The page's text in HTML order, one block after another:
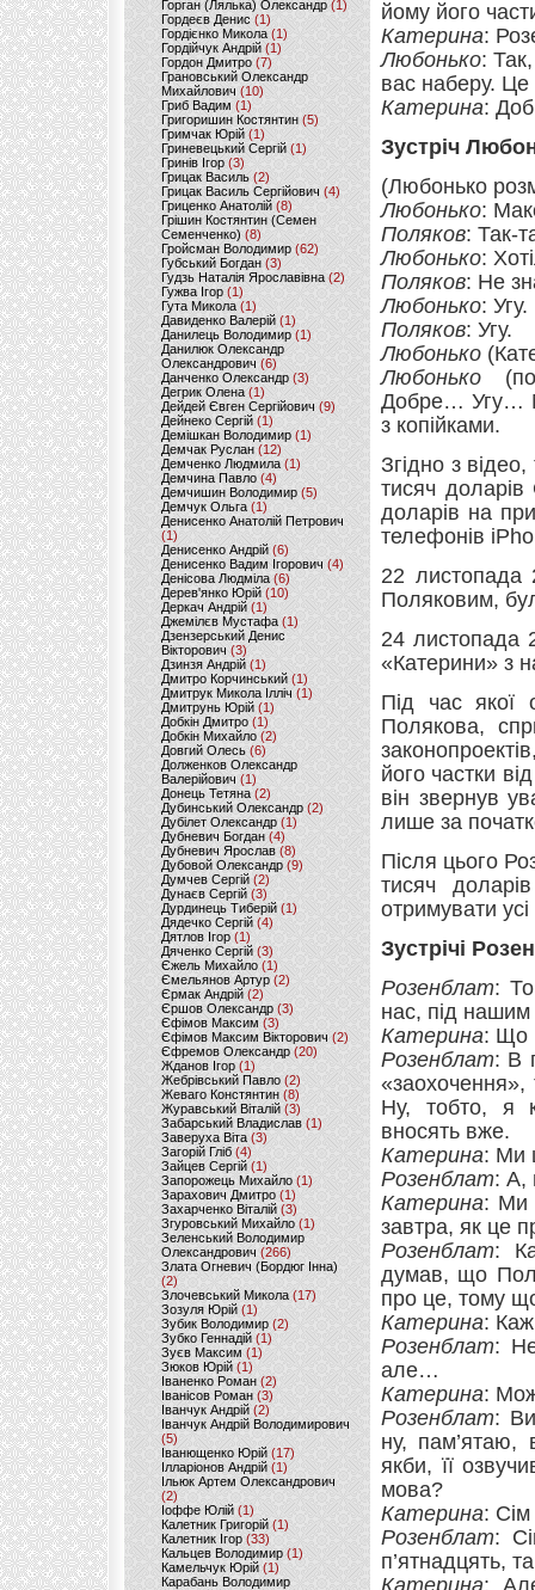
Горган (Лялька) Олександр(1)
Гордеєв Денис (1)
Гордієнко Микола (1)
Гордійчук Андрій (1)
Гордон Дмитро (7)
Грановський Олександр
Михайлович (10)
Гриб Вадим (1)
Григоришин Костянтин (5)
Гримчак Юрій(1)
Гриневецький Сергій(1)
Гринів Ігор (3)
Грицак Василь (2)
Грицак Василь Сергійович (4)
Гриценко Анатолій (8)
Грішин Костянтин (Семен
Семенченко)(8)
Гройсман Володимир(62)
Губський Богдан (3)
Гудзь Наталія Ярославівна(2)
Гужва Ігор (1)
Гута Микола (1)
Давиденко Валерій (1)
Данилець Володимир(1)
Данилюк Олександр
Олександрович (6)
Данченко Олександр (3)
Дегрик Олена(1)
Дейдей Євген Сергійович(9)
Дейнеко Сергій (1)
Демішкан Володимир(1)
Демчак Руслан (12)
Демченко Людмила (1)
Демчина Павло (4)
Демчишин Володимир (5)
Демчук Ольга(1)
Денисенко Анатолій Петрович
(1)
Денисенко Андрій (6)
Денисенко Вадим Ігорович (4)
Денісова Людміла(6)
Дерев'янко Юрій(10)
Деркач Андрій(1)
Джемілєв Мустафа (1)
Дзензерський Денис
Вікторович (3)
Дзинзя Андрій (1)
Дмитро Корчинський (1)
Дмитрук Микола Ілліч (1)
Дмитрунь Юрій (1)
Добкін Дмитро(1)
Добкін Михайло (2)
Довгий Олесь (6)
Долженков Олександр
Валерійович (1)
Донець Тетяна (2)
Дубинський Олександр(2)
Дубілет Олександр (1)
Дубневич Богдан (4)
Дубневич Ярослав (8)
Дубовой Олександр(9)
Думчев Сергій (2)
Дунаєв Сергій(3)
Дурдинець Тиберій (1)
Дядечко Сергій (4)
Дятлов Ігор (1)
Дяченко Сергій (3)
Єжель Михайло (1)
Ємельянов Артур (2)
Єрмак Андрій (2)
Єршов Олександр (3)
Єфімов Максим (3)
Єфімов Максим Вікторович (2)
Єфремов Олександр (20)
Жданов Ігор (1)
Жебрівський Павло (2)
Жеваго Констянтин (8)
Журавський Віталій (3)
Забарський Владислав (1)
Заверуха Віта (3)
Загорій Гліб (4)
Зайцев Сергій(1)
Запорожець Михайло (1)
Зарахович Дмитро (1)
Захарченко Віталій (3)
Згуровський Михайло (1)
Зеленський Володимир
Олександрович (266)
Злата Огневич (Бордюг Інна)
(2)
Злочевський Микола(17)
Зозуля Юрій (1)
Зубик Володимир (2)
Зубко Геннадій (1)
Зуєв Максим(1)
Зюков Юрій (1)
Іваненко Роман (2)
Іванісов Роман (3)
Іванчук Андрій(2)
Іванчук Андрій Володимирович
(5)
Іванющенко Юрій (17)
Ілларіонов Андрій (1)
Ільюк Артем Олександрович
(2)
Іоффе Юлій (1)
Калетник Григорій(1)
Калетник Ігор (33)
Кальцев Володимир(1)
Камельчук Юрій (1)
Карабань Володимир
йому його
Катерина:
Любонько:
вас наберу.
Катерина:
Зустріч
(Любонько
Любонько:
Поляков: Так-
Любонько:
Поляков: Не
Любонько: Угу.
Поляков: Угу.
Любонько
Любонько (по
Добре… Угу…
з копійками.
Згідно з
тисяч
доларів на
телефонів
22 листопада
Поляковим,
24 листопада
«Катерини» з
Під час якої
Полякова,
його частки
він звернув
лише за
Після цього
тисяч
отримувати
Зустрічі
Розенблат:
нас, під
Катерина: Що
Розенблат: В
Ну, тобто, я
вносять вже.
Катерина: Ми
Розенблат: А,
Катерина: Ми
завтра, як це
Розенблат:
думав, що
про це, тому
Катерина:
Розенблат:
але…
Катерина:
Розенблат:
ну, пам’ятаю,
якби, її
мова?
Катерина:
Розенблат:
п’ятнадцять,
Катерина: